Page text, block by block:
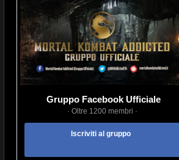
Gruppo Facebook Ufficiale
· Oltre 1200 membri ·
Iscriviti al gruppo